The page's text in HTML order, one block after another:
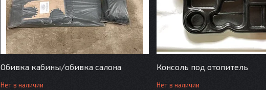
Обивка кабины/обивка салона
Нет в наличии
Консоль под отопитель
Нет в наличии